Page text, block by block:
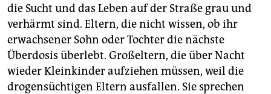
die Sucht und das Leben auf der Straße grau und
verhärmt sind. Eltern, die nicht wissen, ob ihr
erwachsener Sohn oder Tochter die nächste
Überdosis überlebt. Großeltern, die über Nacht
wieder Kleinkinder aufziehen müssen, weil die
drogensüchtigen Eltern ausfallen. Sie sprechen